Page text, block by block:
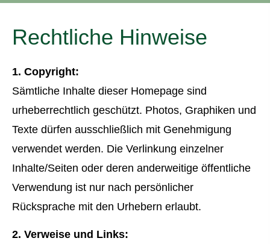
Rechtliche Hinweise
1. Copyright:
Sämtliche Inhalte dieser Homepage sind
urheberrechtlich geschützt. Photos, Graphiken und
Texte dürfen ausschließlich mit Genehmigung
verwendet werden. Die Verlinkung einzelner
Inhalte/Seiten oder deren anderweitige öffentliche
Verwendung ist nur nach persönlicher
Rücksprache mit den Urhebern erlaubt.
2. Verweise und Links: